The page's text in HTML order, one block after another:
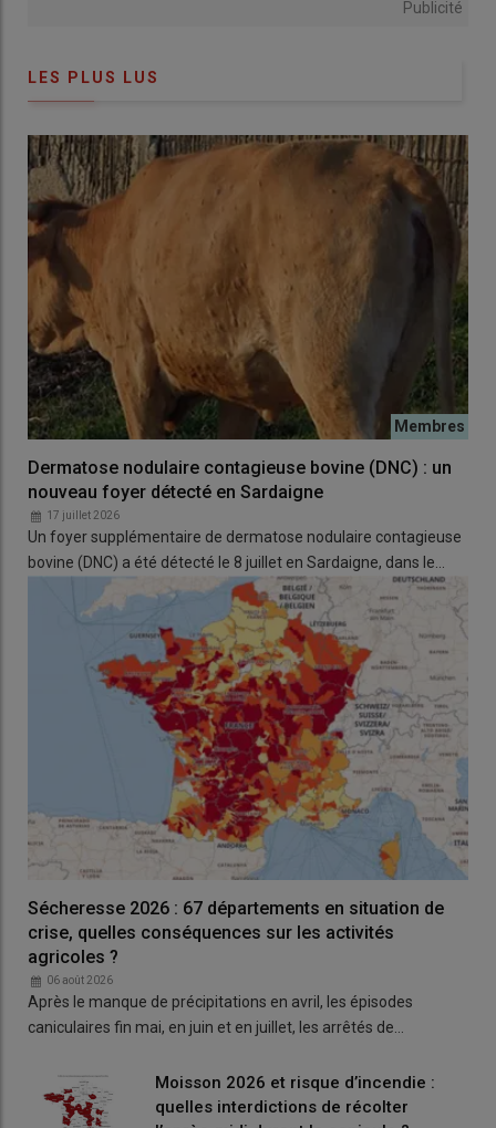
Publicité
LES PLUS LUS
Dermatose nodulaire contagieuse bovine (DNC) : un
nouveau foyer détecté en Sardaigne
17 juillet 2026
Un foyer supplémentaire de dermatose nodulaire contagieuse
bovine (DNC) a été détecté le 8 juillet en Sardaigne, dans le…
Sécheresse 2026 : 67 départements en situation de
crise, quelles conséquences sur les activités
agricoles ?
06 août 2026
Après le manque de précipitations en avril, les épisodes
caniculaires fin mai, en juin et en juillet, les arrêtés de…
Moisson 2026 et risque d’incendie :
quelles interdictions de récolter